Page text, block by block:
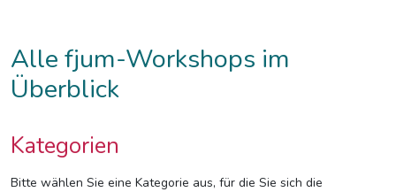
Alle fjum-Workshops im
Überblick
Kategorien
Bitte wählen Sie eine Kategorie aus, für die Sie sich die